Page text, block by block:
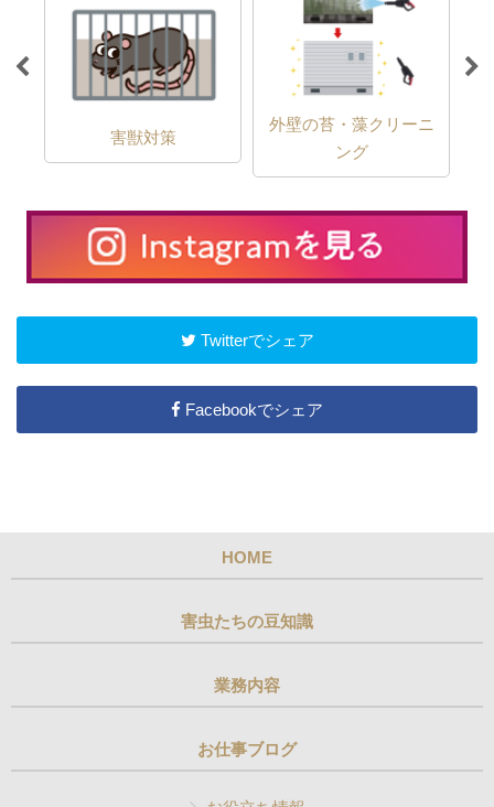
害獣対策
外壁の苔・藻クリーニ
ング
Twitterでシェア
Facebookでシェア
HOME
害虫たちの豆知識
業務内容
お仕事ブログ